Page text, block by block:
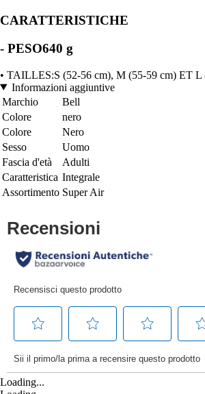
CARATTERISTICHE
- PESO640 g
• TAILLES:S (52-56 cm), M (55-59 cm) ET L
Informazioni aggiuntive
Marchio
Bell
Colore
nero
Colore
Nero
Sesso
Uomo
Fascia d'età
Adulti
Caratteristica Integrale
Assortimento Super Air
Loading...